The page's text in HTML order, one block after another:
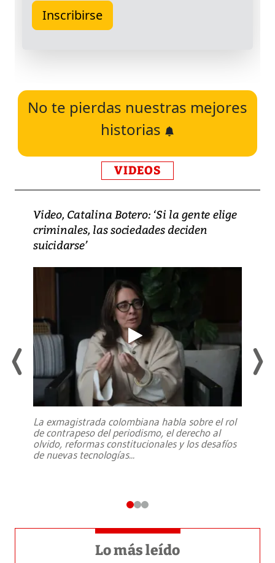
No te pierdas nuestras mejores
historias
VIDEOS
Video, Catalina Botero: ‘Si la gente elige
criminales, las sociedades deciden
suicidarse’
La exmagistrada colombiana habla sobre el rol
de contrapeso del periodismo, el derecho al
olvido, reformas constitucionales y los desafíos
de nuevas tecnologías...
Lo más leído